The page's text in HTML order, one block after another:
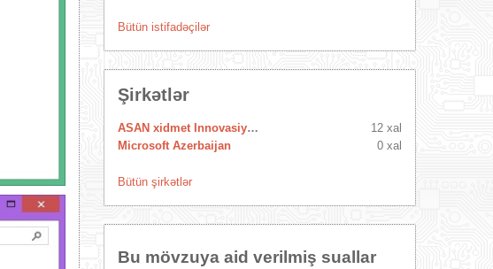
Bütün istifadəçilər
Şirkətlər
ASAN xidmet Innovasiya Mərkəzi
12 xal
Microsoft Azerbaijan
0 xal
Bütün şirkətlər
Bu mövzuya aid verilmiş suallar